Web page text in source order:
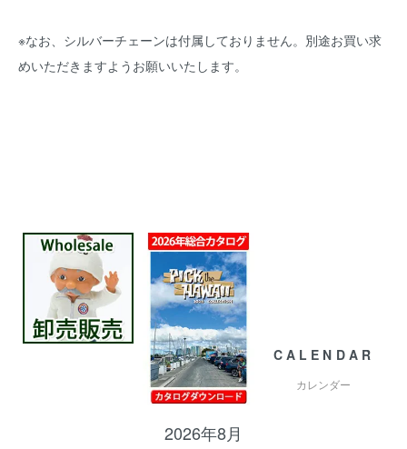
※なお、シルバーチェーンは付属しておりません。別途お買い求
めいただきますようお願いいたします。
CALENDAR
カレンダー
2026年8月